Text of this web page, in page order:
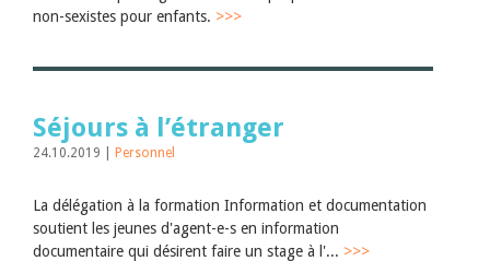
non-sexistes pour enfants. >>>
Séjours à l’étranger
24.10.2019 | Personnel
La délégation à la formation Information et documentation
soutient les jeunes d'agent-e-s en information
documentaire qui désirent faire un stage à l'... >>>